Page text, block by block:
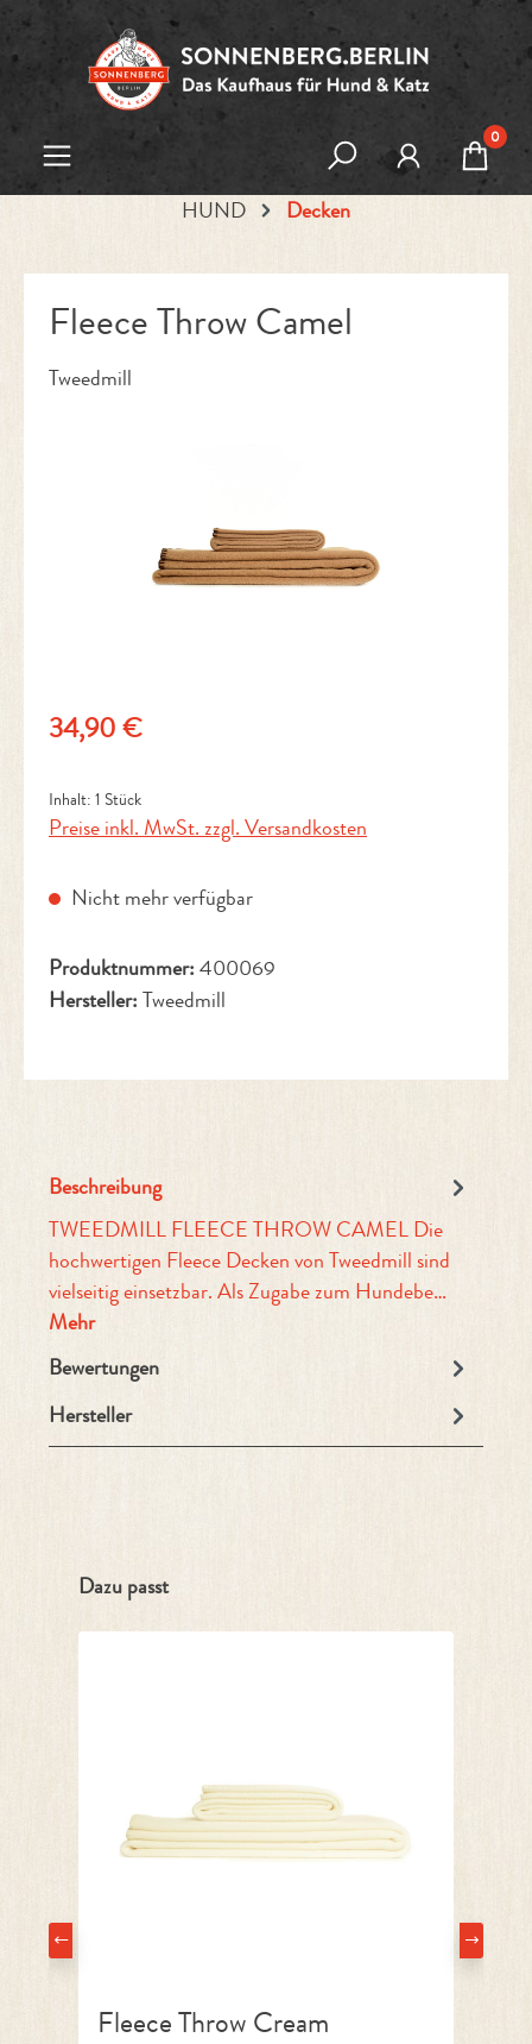
Zum Hauptinhalt springen
0
HUND Decken
Fleece Throw Camel
Tweedmill
Regulärer Preis:
34,90 €
Inhalt: 1 Stück
Preise inkl. MwSt. zzgl. Versandkosten
Nicht mehr verfügbar
Produktnummer:400069
Hersteller:Tweedmill
Beschreibung
TWEEDMILL FLEECE THROW CAMEL Die
hochwertigen Fleece Decken von Tweedmill sind
vielseitig einsetzbar. Als Zugabe zum Hundebe…
Mehr
Bewertungen
Hersteller
Produktgalerie überspringen
Dazu passt
Fleece Throw Cream